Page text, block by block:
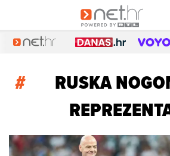
#
RUSKA